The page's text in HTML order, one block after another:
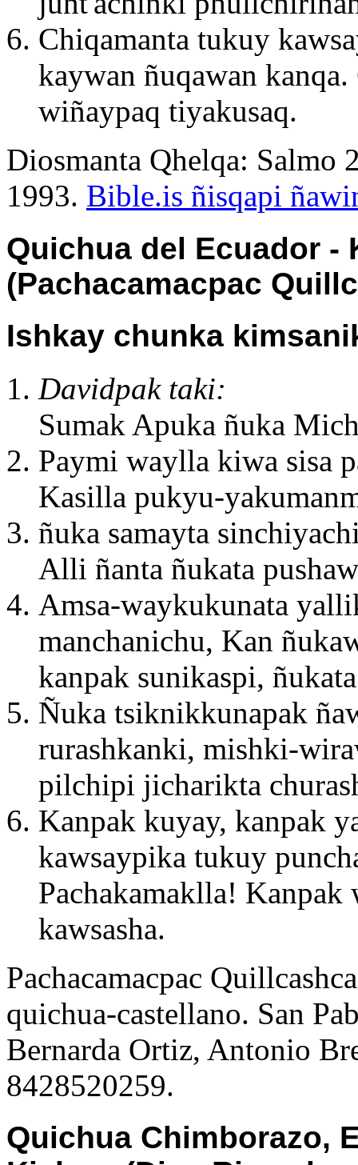
Chiqamanta tukuy
kaywan ñuqawan
wiñaypaq tiyakusaq.
Diosmanta Qhelqa: Salmo
1993. Bible.is ñisqapi
Quichua del Ecuador -
(Pachacamacpac
Ishkay chunka
Davidpak taki:
Sumak Apuka ñuka
Paymi waylla kiwa sisa
Kasilla pukyu-
ñuka samayta
Alli ñanta ñukata
Amsa-waykukunata
manchanichu, Kan
kanpak sunikaspi,
Ñuka tsiknikkunapak
rurashkanki, mishki-
pilchipi jicharikta
Kanpak kuyay, kanpak
kawsaypika tukuy
Pachakamaklla!
kawsasha.
Pachacamacpac
quichua-castellano. San
Bernarda Ortiz, Antonio
8428520259.
Quichua Chimborazo,